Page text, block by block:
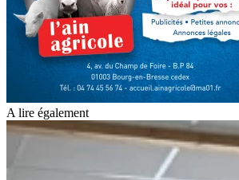
A lire également